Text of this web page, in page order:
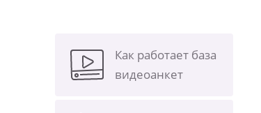
Как работает база
видеоанкет